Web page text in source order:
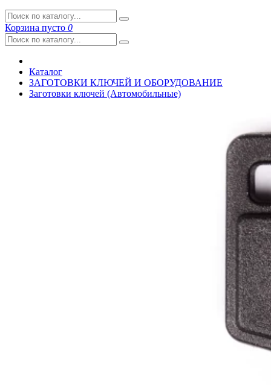
Корзина пусто 0
Каталог
ЗАГОТОВКИ КЛЮЧЕЙ И ОБОРУДОВАНИЕ
Заготовки ключей (Автомобильные)